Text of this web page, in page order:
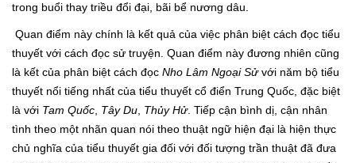
trong buổi thay triều đổi đại, bãi bể nương dâu.
Quan điểm này chính là kết quả của việc phân biệt cách đọc tiểu
thuyết với cách đọc sử truyện. Quan điểm này đương nhiên cũng
là kết của phân biệt cách đọc Nho Lâm Ngoại Sửvới năm bộ tiểu
thuyết nổi tiếng nhất của tiểu thuyết cổ điển Trung Quốc, đặc biệt
là với Tam Quốc Tây Du Thủy Hử. Tiếp cận bình dị, cận nhân
tình theo một nhãn quan nói theo thuật ngữ hiện đại là hiện thực
chủ nghĩa của tiểu thuyết gia đối với đối tượng trần thuật đã đưa